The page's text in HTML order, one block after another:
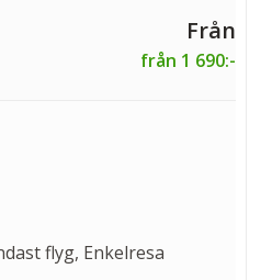
från 1 690:-
flyg, Enkelresa